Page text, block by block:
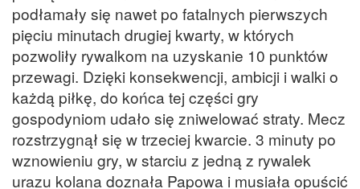
podłamały się nawet po fatalnych pierwszych
pięciu minutach drugiej kwarty, w których
pozwoliły rywalkom na uzyskanie 10 punktów
przewagi. Dzięki konsekwencji, ambicji i walki o
każdą piłkę, do końca tej części gry
gospodyniom udało się zniwelować straty. Mecz
rozstrzygnął się w trzeciej kwarcie. 3 minuty po
wznowieniu gry, w starciu z jedną z rywalek
urazu kolana doznała Papowa i musiała opuścić